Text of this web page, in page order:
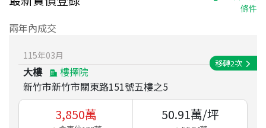
條件
兩年內成交
115年03月
大樓
樓擇院
新竹市新竹市關東路151號五樓之5
移轉2次
3,850萬 50.91萬/坪